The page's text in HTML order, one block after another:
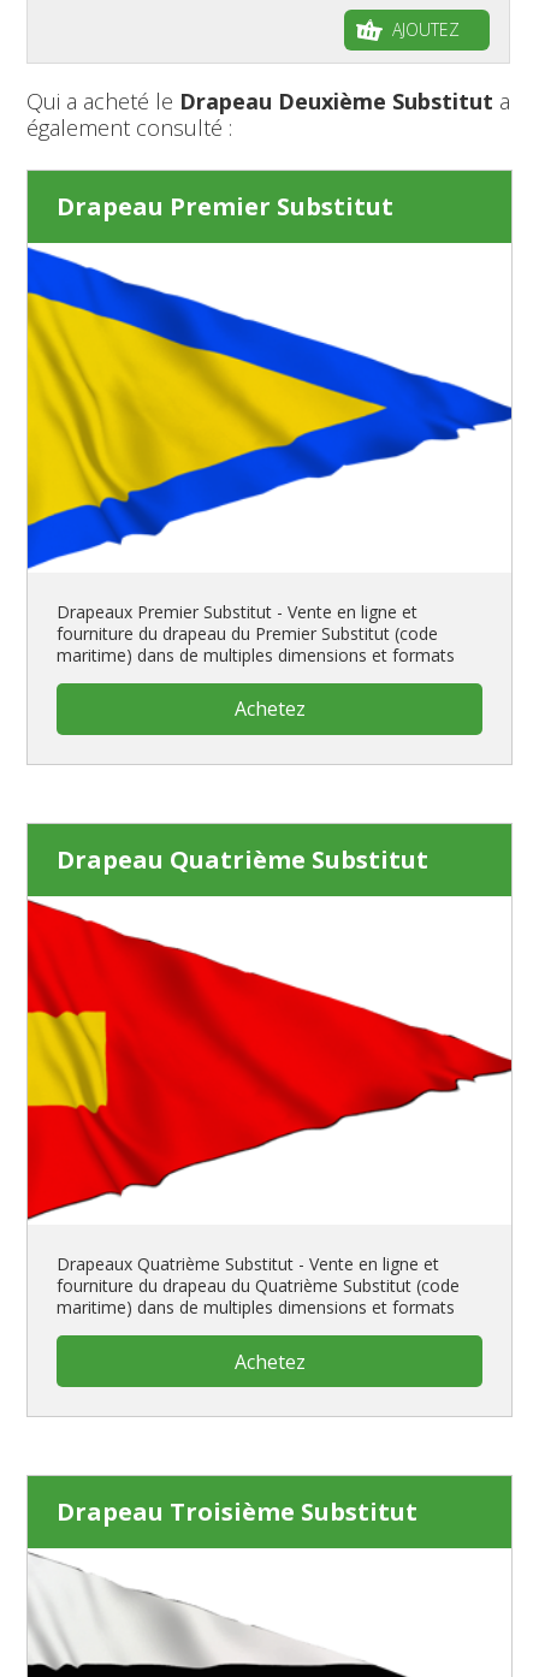
AJOUTEZ
Qui a acheté le Drapeau Deuxième Substitut a
également consulté :
Drapeau Premier Substitut
Drapeaux Premier Substitut - Vente en ligne et
fourniture du drapeau du Premier Substitut (code
maritime) dans de multiples dimensions et formats
Achetez
Drapeau Quatrième Substitut
Drapeaux Quatrième Substitut - Vente en ligne et
fourniture du drapeau du Quatrième Substitut (code
maritime) dans de multiples dimensions et formats
Achetez
Drapeau Troisième Substitut